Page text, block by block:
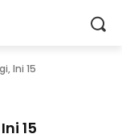
Ini 15
15